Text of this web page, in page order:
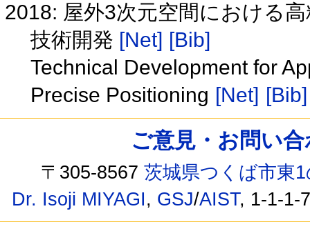
2018: 屋外3次元空間における
技術開発 [Net] [Bib]
Technical Development for
Precise Positioning [Net] [Bib]
ご意見・お問い
〒305-8567茨城県つくば市東
Dr. Isoji MIYAGI, GSJ/AIST, 1-1-1-